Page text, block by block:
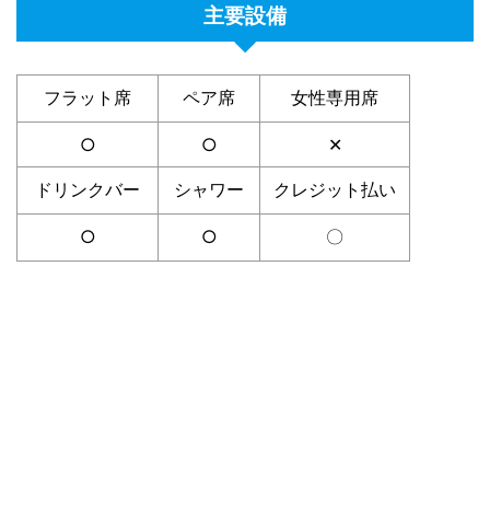
主要設備
フラット席 ペア席 女性専用席
○ ○ ✕
ドリンクバー シャワー クレジット払い
○ ○ 〇